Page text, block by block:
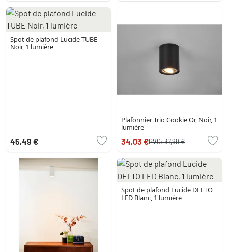
Spot de plafond Lucide TUBE
Noir, 1 lumière
45,49 €
Plafonnier Trio Cookie Or, Noir, 1
lumière
34,03 €PVC:37,99 €
Spot de plafond Lucide DELTO
LED Blanc, 1 lumière